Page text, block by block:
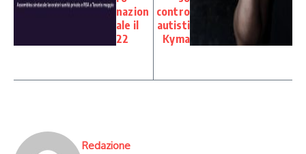
nazion
ale il
22
contro
autisti
Kyma
Redazione